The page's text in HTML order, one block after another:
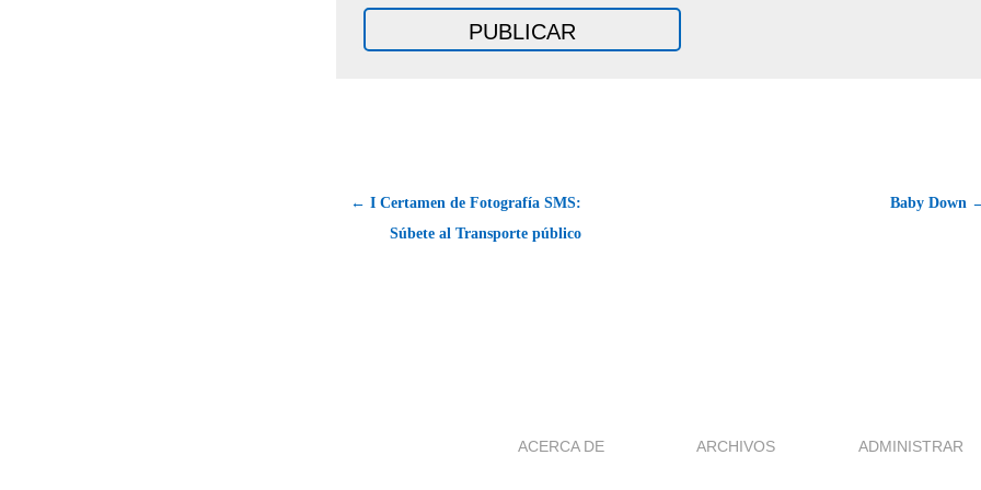
← I Certamen de Fotografía SMS:
Súbete al Transporte público
Baby Down
ACERCA DE ARCHIVOS ADMINISTRAR